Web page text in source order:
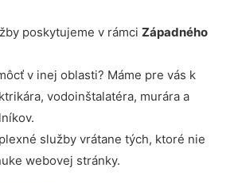
poskytujeme v rámci Západného
v inej oblasti? Máme pre vás k
vodoinštalatéra, murára a
služby vrátane tých, ktoré nie
webovej stránky.